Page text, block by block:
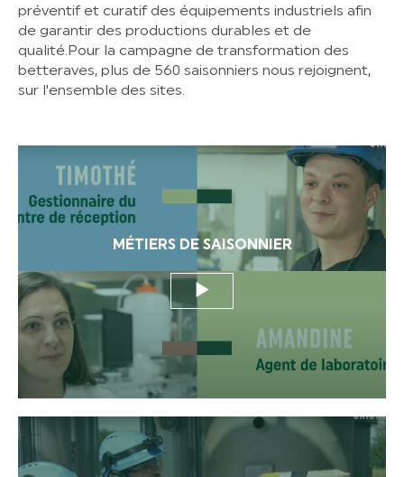
préventif et curatif des équipements industriels afin
de garantir des productions durables et de
qualité.Pour la campagne de transformation des
betteraves, plus de 560 saisonniers nous rejoignent,
sur l'ensemble des sites.
MÉTIERS DE SAISONNIER